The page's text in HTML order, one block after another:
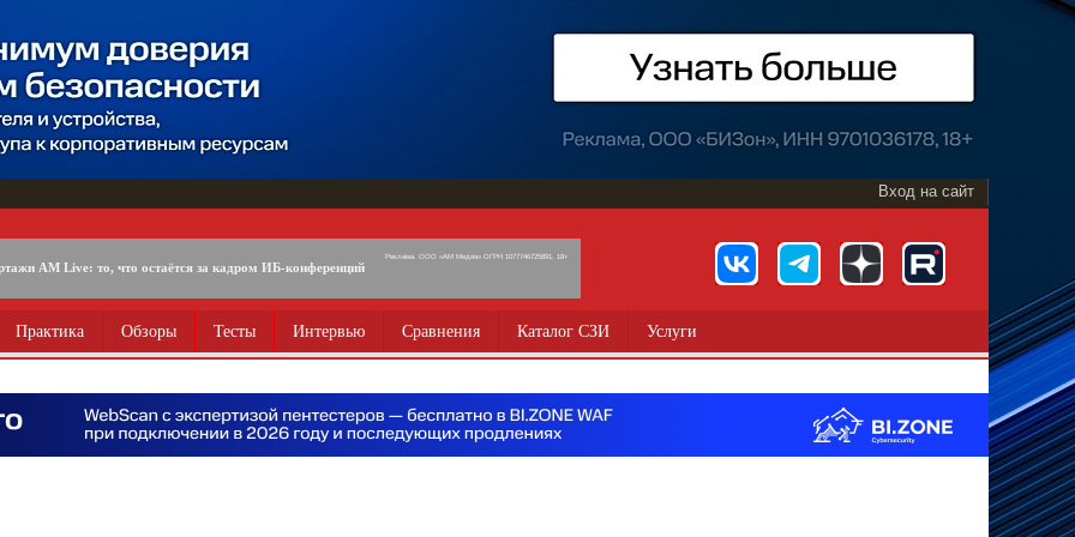
Вход на сайт
AM Live: то, что остаётся за кадром ИБ-конференций
Реклама. ООО «АМ Медиа» ОГРН 1077746725891, 18+
Практика Обзоры Тесты Интервью Сравнения Каталог СЗИ Услуги